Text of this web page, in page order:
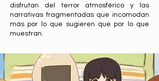
disfrutan del terror atmosférico y las
narrativas fragmentadas que incomodan
más por lo que sugieren que por lo que
muestran.